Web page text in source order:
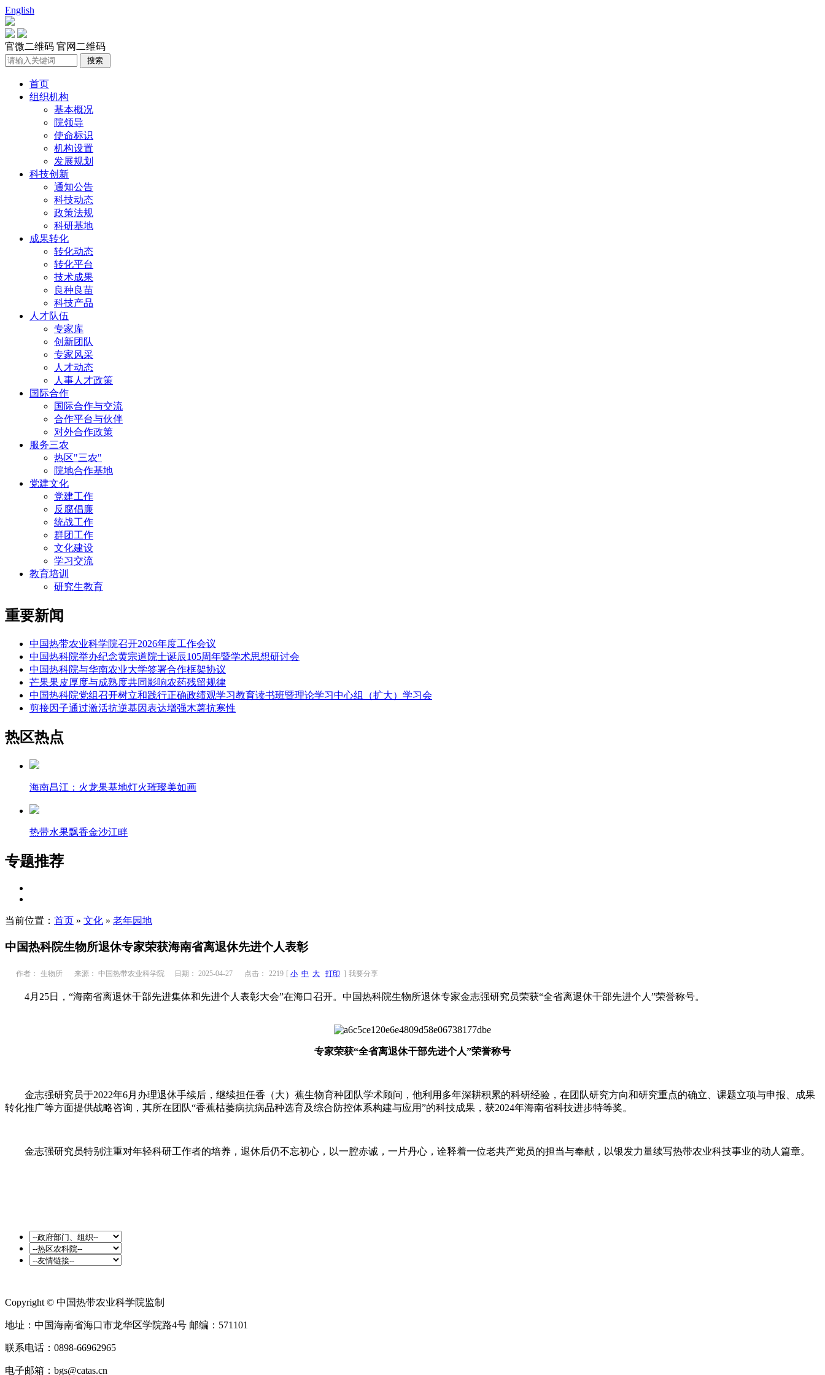
English
官微二维码 官网二维码
首页
组织机构
基本概况
院领导
使命标识
机构设置
发展规划
科技创新
通知公告
科技动态
政策法规
科研基地
成果转化
转化动态
转化平台
技术成果
良种良苗
科技产品
人才队伍
专家库
创新团队
专家风采
人才动态
人事人才政策
国际合作
国际合作与交流
合作平台与伙伴
对外合作政策
服务三农
热区"三农"
院地合作基地
党建文化
党建工作
反腐倡廉
统战工作
群团工作
文化建设
学习交流
教育培训
研究生教育
重要新闻
中国热带农业科学院召开2026年度工作会议
中国热科院举办纪念黄宗道院士诞辰105周年暨学术思想研讨会
中国热科院与华南农业大学签署合作框架协议
芒果果皮厚度与成熟度共同影响农药残留规律
中国热科院党组召开树立和践行正确政绩观学习教育读书班暨理论学习中心组（扩大）学习会
剪接因子通过激活抗逆基因表达增强木薯抗寒性
热区热点
海南昌江：火龙果基地灯火璀璨美如画
热带水果飘香金沙江畔
专题推荐
当前位置： 首页 » 文化 » 老年园地
中国热科院生物所退休专家荣获海南省离退休先进个人表彰
作者： 生物所 来源： 中国热带农业科学院 日期： 2025-04-27 点击： 2219 [ 小 中 大 打印 ] 我要分享
4月25日，“海南省离退休干部先进集体和先进个人表彰大会”在海口召开。中国热科院生物所退休专家金志强研究员荣获“全省离退休干部先进个人”荣誉称号。
专家荣获“全省离退休干部先进个人”荣誉称号
金志强研究员于2022年6月办理退休手续后，继续担任香（大）蕉生物育种团队学术顾问，他利用多年深耕积累的科研经验，在团队研究方向和研究重点的确立、课题立项与申报、成果
转化推广等方面提供战略咨询，其所在团队“香蕉枯萎病抗病品种选育及综合防控体系构建与应用”的科技成果，获2024年海南省科技进步特等奖。
金志强研究员特别注重对年轻科研工作者的培养，退休后仍不忘初心，以一腔赤诚，一片丹心，诠释着一位老共产党员的担当与奉献，以银发力量续写热带农业科技事业的动人篇章。
Copyright © 中国热带农业科学院监制
地址：中国海南省海口市龙华区学院路4号 邮编：571101
联系电话：0898-66962965
电子邮箱：bgs@catas.cn